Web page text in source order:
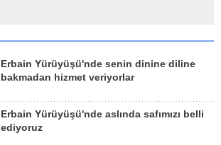
Erbain Yürüyüşü'nde senin dinine diline
bakmadan hizmet veriyorlar
Erbain Yürüyüşü'nde aslında safımızı belli
ediyoruz